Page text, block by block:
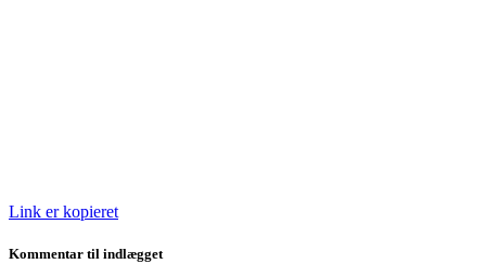
Link er kopieret
Kommentar til indlægget